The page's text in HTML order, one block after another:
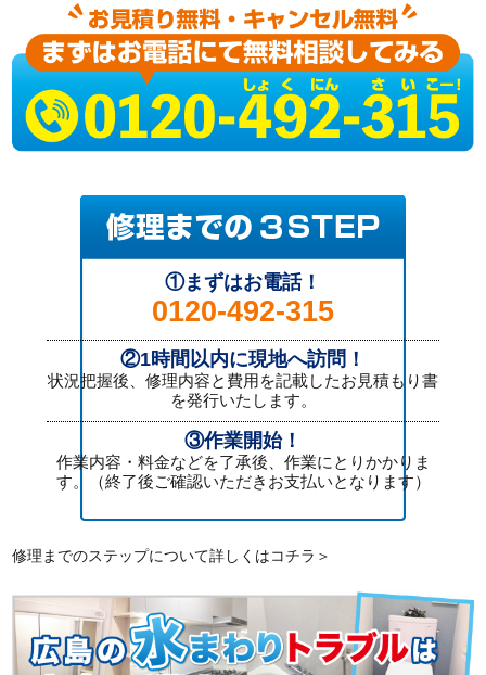
①まずはお電話！
0120-492-315
②1時間以内に現地へ訪問！
状況把握後、修理内容と費用を記載したお見積もり書
を発行いたします。
③作業開始！
作業内容・料金などを了承後、作業にとりかかりま
す。（終了後ご確認いただきお支払いとなります）
修理までのステップについて詳しくはコチラ＞